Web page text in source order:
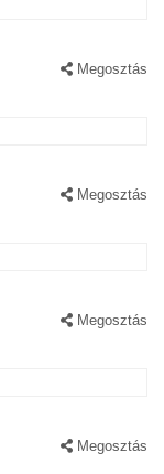
Megosztás
Megosztás
Megosztás
Megosztás